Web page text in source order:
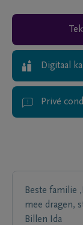
Digitaal
Privé
Beste familie
mee dragen,
Billen Ida